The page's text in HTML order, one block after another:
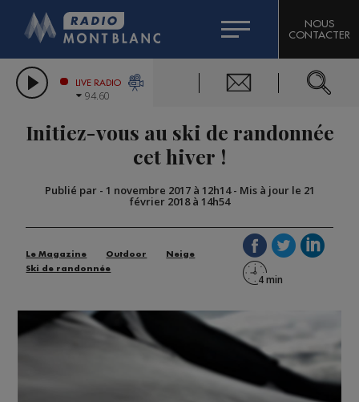
LES CHRONIQUES DE L'EXPERT
CITIZEN MACHINERY
GRAND MASSIF DOMAINES SKIABLES
BIGARD
COMPAGNIE DU MONT-BLANC
NOUS
CONTACTER
LIVE RADIO
94.60
Initiez-vous au ski de randonnée
cet hiver !
Publié par - 1 novembre 2017 à 12h14- Mis à jour le 21
février 2018 à 14h54
Le Magazine Outdoor
Neige
Ski de randonnée